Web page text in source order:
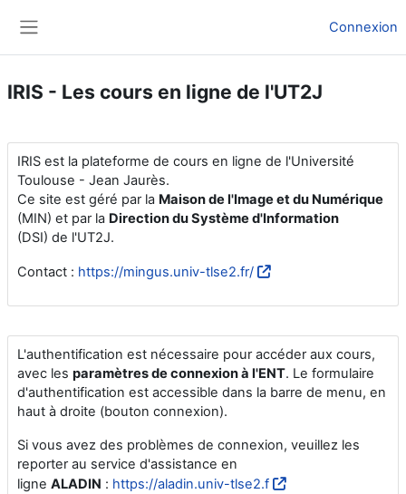
Connexion
IRIS - Les cours en ligne de l'UT2J
IRIS est la plateforme de cours en ligne de l'Université
Toulouse - Jean Jaurès.
Ce site est géré par la Maison de l'Image et du Numérique
(MIN) et par la Direction du Système d'Information
(DSI) de l'UT2J.
Contact : https://mingus.univ-tlse2.fr/
L'authentification est nécessaire pour accéder aux cours,
avec les paramètres de connexion à l'ENT. Le formulaire
d'authentification est accessible dans la barre de menu, en
haut à droite (bouton connexion).
Si vous avez des problèmes de connexion, veuillez les
reporter au service d'assistance en
ligne ALADIN : https://aladin.univ-tlse2.f